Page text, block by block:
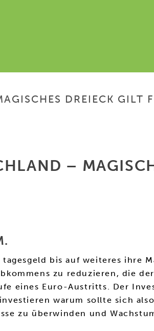
DREIECK GILT
–
bis auf weiteres ihre
zu reduzieren, die
eines Euro-Austritts. Der
warum sollte sich
zu überwinden und